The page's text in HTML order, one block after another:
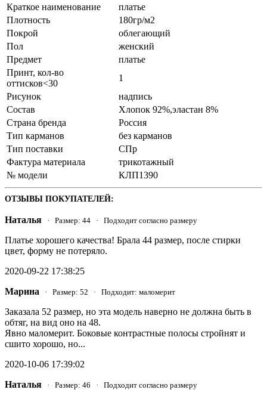
Краткое наименование
платье
Плотность
180гр/м2
Покрой
облегающий
Пол
женский
Предмет
платье
Принт, кол-во
оттисков<30
1
Рисунок
надпись
Состав
Хлопок 92%,эластан 8%
Страна бренда
Россия
Тип карманов
без карманов
Тип поставки
СПр
Фактура материала
трикотажный
№ модели
КЛП1390
ОТЗЫВЫ ПОКУПАТЕЛЕЙ:
Наталья · Размер: 44 · Подходит согласно размеру
Платье хорошего качества! Брала 44 размер, после стирки
цвет, форму не потеряло.
2020-09-22 17:38:25
Марина · Размер: 52 · Подходит: маломерит
Заказала 52 размер, но эта модель наверно не должна быть в
обтяг, на вид оно на 48.
Явно маломерит. Боковые контрастные полосы стройнят и
сшито хорошо, но...
2020-10-06 17:39:02
Наталья · Размер: 46 · Подходит согласно размеру